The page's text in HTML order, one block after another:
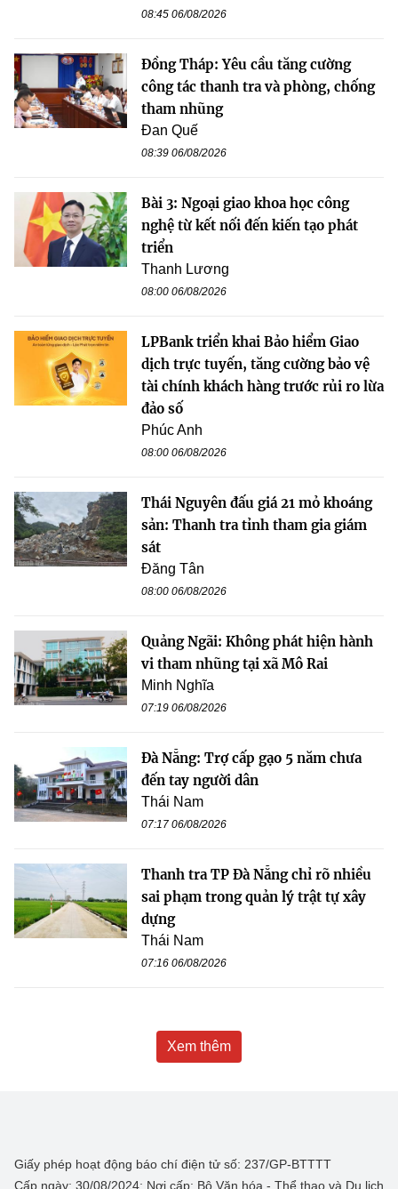
08:45 06/08/2026
Đồng Tháp: Yêu cầu tăng cường
công tác thanh tra và phòng, chống
tham nhũng
Đan Quế
08:39 06/08/2026
Bài 3: Ngoại giao khoa học công
nghệ từ kết nối đến kiến tạo phát
triển
Thanh Lương
08:00 06/08/2026
LPBank triển khai Bảo hiểm Giao
dịch trực tuyến, tăng cường bảo vệ
tài chính khách hàng trước rủi ro lừa
đảo số
Phúc Anh
08:00 06/08/2026
Thái Nguyên đấu giá 21 mỏ khoáng
sản: Thanh tra tỉnh tham gia giám
sát
Đăng Tân
08:00 06/08/2026
Quảng Ngãi: Không phát hiện hành
vi tham nhũng tại xã Mô Rai
Minh Nghĩa
07:19 06/08/2026
Đà Nẵng: Trợ cấp gạo 5 năm chưa
đến tay người dân
Thái Nam
07:17 06/08/2026
Thanh tra TP Đà Nẵng chỉ rõ nhiều
sai phạm trong quản lý trật tự xây
dựng
Thái Nam
07:16 06/08/2026
Xem thêm
Giấy phép hoạt động báo chí điện tử số: 237/GP-BTTTT
Cấp ngày: 30/08/2024; Nơi cấp: Bộ Văn hóa - Thể thao và Du lịch